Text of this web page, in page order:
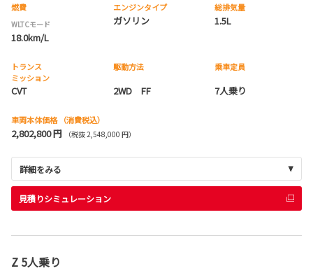
燃費
WLTCモード
18.0km/L
エンジンタイプ
ガソリン
総排気量
1.5L
トランス
ミッション
CVT
駆動方法
2WD FF
乗車定員
7人乗り
車両本体価格 （消費税込）
2,802,800 円 （税抜 2,548,000 円）
詳細をみる
見積りシミュレーション
Z 5人乗り